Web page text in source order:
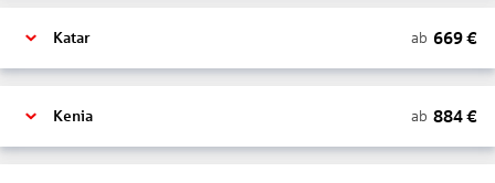
Katar ab 669€
Kenia ab 884€